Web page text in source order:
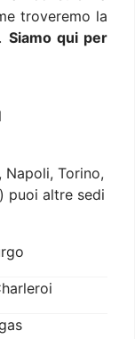
troveremo la
Siamo qui per
Napoli, Torino,
puoi altre sedi